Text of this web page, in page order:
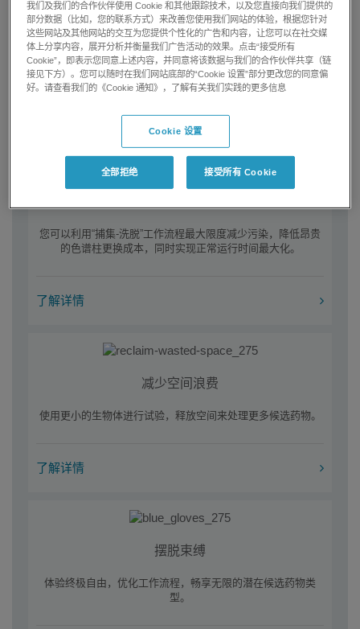
提高灵敏度
Microflow LC 可让定量分析的定量下限 (LLOQ) 最多降低 5
倍，而且样品和溶剂用量更少。
您可以利用“捕集-洗脱”工作流程最大限度减少污染，降低昂贵
的色谱柱更换成本，同时实现正常运行时间最大化。
了解详情
减少空间浪费
使用更小的生物体进行试验，释放空间来处理更多候选药物。
了解详情
摆脱束缚
体验终极自由，优化工作流程，畅享无限的潜在候选药物类
型。
我们及我们的合作伙伴使用 Cookie 和其他跟踪技术，以及您直接向我们提供的
部分数据（比如，您的联系方式）来改善您使用我们网站的体验，根据您针对
这些网站及其他网站的交互为您提供个性化的广告和内容，让您可以在社交媒
体上分享内容，展开分析并衡量我们广告活动的效果。点击“接受所有
Cookie”，即表示您同意上述内容，并同意将该数据与我们的合作伙伴共享（链
接见下方）。您可以随时在我们网站底部的“Cookie 设置”部分更改您的同意偏
好。请查看我们的《Cookie 通知》，了解有关我们实践的更多信息
Cookie 设置
全部拒绝 接受所有 Cookie